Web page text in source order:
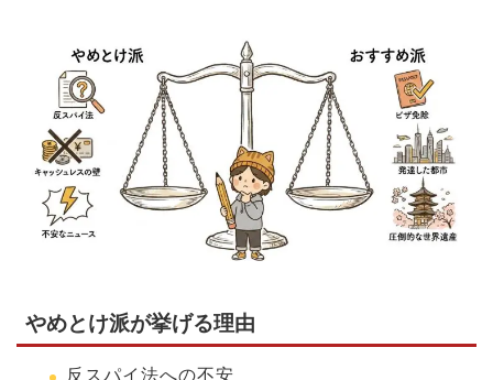
やめとけ派が挙げる理由
反スパイ法への不安